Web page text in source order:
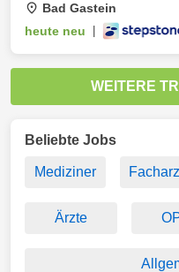
Bad Gastein
heute neu
WEITERE
Beliebte Jobs
Mediziner
Ärzte